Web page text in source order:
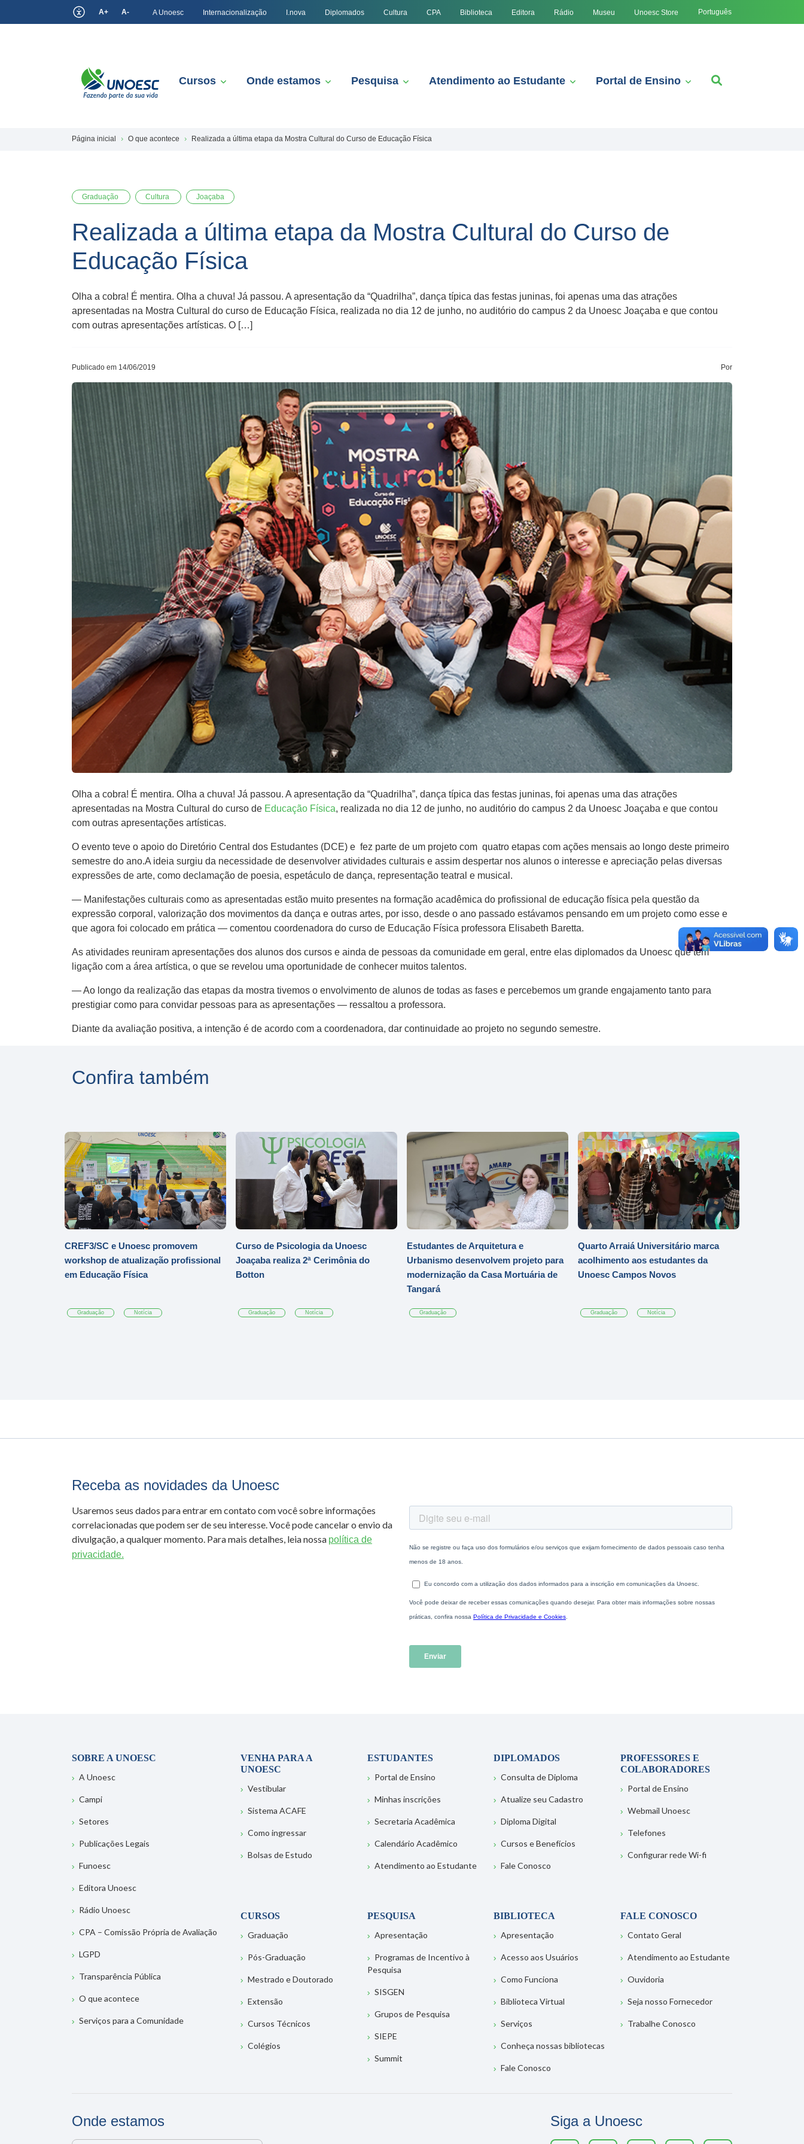
A+ A- A Unoesc Internacionalização I.nova Diplomados Cultura CPA Biblioteca Editora Rádio Museu Unoesc Store Português
Cursos Onde estamos Pesquisa Atendimento ao Estudante Portal de Ensino
Página inicial O que acontece Realizada a última etapa da Mostra Cultural do Curso de Educação Física
Graduação Cultura Joaçaba
Realizada a última etapa da Mostra Cultural do Curso de
Educação Física
Olha a cobra! É mentira. Olha a chuva! Já passou. A apresentação da “Quadrilha”, dança típica das festas juninas, foi apenas uma das atrações
apresentadas na Mostra Cultural do curso de Educação Física, realizada no dia 12 de junho, no auditório do campus 2 da Unoesc Joaçaba e que contou
com outras apresentações artísticas. O […]
Publicado em 14/06/2019 Por
Olha a cobra! É mentira. Olha a chuva! Já passou. A apresentação da “Quadrilha”, dança típica das festas juninas, foi apenas uma das atrações
apresentadas na Mostra Cultural do curso de Educação Física, realizada no dia 12 de junho, no auditório do campus 2 da Unoesc Joaçaba e que contou
com outras apresentações artísticas.
O evento teve o apoio do Diretório Central dos Estudantes (DCE) e fez parte de um projeto com quatro etapas com ações mensais ao longo deste primeiro
semestre do ano.A ideia surgiu da necessidade de desenvolver atividades culturais e assim despertar nos alunos o interesse e apreciação pelas diversas
expressões de arte, como declamação de poesia, espetáculo de dança, representação teatral e musical.
— Manifestações culturais como as apresentadas estão muito presentes na formação acadêmica do profissional de educação física pela questão da
expressão corporal, valorização dos movimentos da dança e outras artes, por isso, desde o ano passado estávamos pensando em um projeto como esse e
que agora foi colocado em prática — comentou coordenadora do curso de Educação Física professora Elisabeth Baretta.
As atividades reuniram apresentações dos alunos dos cursos e ainda de pessoas da comunidade em geral, entre elas diplomados da Unoesc que tem
ligação com a área artística, o que se revelou uma oportunidade de conhecer muitos talentos.
— Ao longo da realização das etapas da mostra tivemos o envolvimento de alunos de todas as fases e percebemos um grande engajamento tanto para
prestigiar como para convidar pessoas para as apresentações — ressaltou a professora.
Diante da avaliação positiva, a intenção é de acordo com a coordenadora, dar continuidade ao projeto no segundo semestre.
Confira também
CREF3/SC e Unoesc promovem
workshop de atualização profissional
em Educação Física
Graduação Notícia
Curso de Psicologia da Unoesc
Joaçaba realiza 2ª Cerimônia do
Botton
Graduação Notícia
Estudantes de Arquitetura e
Urbanismo desenvolvem projeto para
modernização da Casa Mortuária de
Tangará
Graduação
Quarto Arraiá Universitário marca
acolhimento aos estudantes da
Unoesc Campos Novos
Graduação Notícia
Receba as novidades da Unoesc
Usaremos seus dados para entrar em contato com você sobre informações
correlacionadas que podem ser de seu interesse. Você pode cancelar o envio da
divulgação, a qualquer momento. Para mais detalhes, leia nossa política de
privacidade.
SOBRE A UNOESC
A Unoesc
Campi
Setores
Publicações Legais
Funoesc
Editora Unoesc
Rádio Unoesc
CPA – Comissão Própria de Avaliação
LGPD
Transparência Pública
O que acontece
Serviços para a Comunidade
VENHA PARA A
UNOESC
Vestibular
Sistema ACAFE
Como ingressar
Bolsas de Estudo
ESTUDANTES
Portal de Ensino
Minhas inscrições
Secretaria Acadêmica
Calendário Acadêmico
Atendimento ao Estudante
DIPLOMADOS
Consulta de Diploma
Atualize seu Cadastro
Diploma Digital
Cursos e Benefícios
Fale Conosco
PROFESSORES E
COLABORADORES
Portal de Ensino
Webmail Unoesc
Telefones
Configurar rede Wi-fi
CURSOS
Graduação
Pós-Graduação
Mestrado e Doutorado
Extensão
Cursos Técnicos
Colégios
PESQUISA
Apresentação
Programas de Incentivo à
Pesquisa
SISGEN
Grupos de Pesquisa
SIEPE
Summit
BIBLIOTECA
Apresentação
Acesso aos Usuários
Como Funciona
Biblioteca Virtual
Serviços
Conheça nossas bibliotecas
Fale Conosco
FALE CONOSCO
Contato Geral
Atendimento ao Estudante
Ouvidoria
Seja nosso Fornecedor
Trabalhe Conosco
Onde estamos Siga a Unoesc